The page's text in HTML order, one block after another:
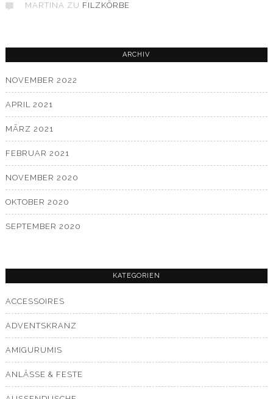
MARTINA ZU FILZKÖRBE
ARCHIV
NOVEMBER 2022
APRIL 2021
MÄRZ 2021
FEBRUAR 2021
NOVEMBER 2020
OKTOBER 2020
SEPTEMBER 2020
KATEGORIEN
ACCESSOIRES
ADVENTSKRANZ
AMIGURUMIS
ANLÄSSE & FESTE